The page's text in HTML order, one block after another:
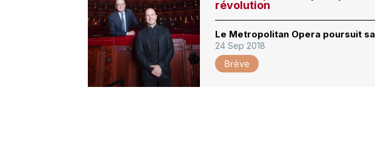
révolution
Le Metropolitan Opera poursuit
24 Sep 2018
Brève